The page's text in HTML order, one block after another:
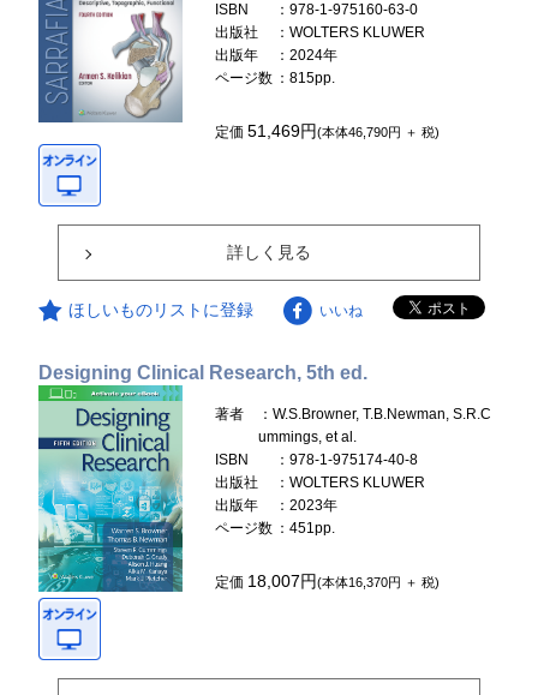
ISBN
：978-1-975160-63-0
出版社
：WOLTERS KLUWER
出版年
：2024年
ページ数 ：815pp.
定価51,469円(本体46,790円 ＋ 税)
詳しく見る
ほしいものリストに登録 いいね
Designing Clinical Research, 5th ed.
著者
：W.S.Browner, T.B.Newman, S.R.C
ummings, et al.
ISBN
：978-1-975174-40-8
出版社
：WOLTERS KLUWER
出版年
：2023年
ページ数 ：451pp.
定価 18,007円(本体16,370円 ＋ 税)